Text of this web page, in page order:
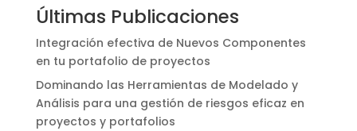
Últimas Publicaciones
Integración efectiva de Nuevos Componentes
en tu portafolio de proyectos
Dominando las Herramientas de Modelado y
Análisis para una gestión de riesgos eficaz en
proyectos y portafolios